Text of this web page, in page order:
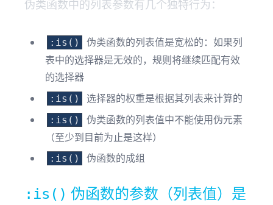
伪类函数中的列表参数有几个独特行为：
:is()
伪类函数的列表值是宽松的：如果列
表中的选择器是无效的，规则将继续匹配有效
的选择器
:is() 选择器的权重是根据其列表来计算的
:is()
伪类函数的列表值中不能使用伪元素
（至少到目前为止是这样）
:is() 伪函数的成组
:is() 伪函数的参数（列表值）是